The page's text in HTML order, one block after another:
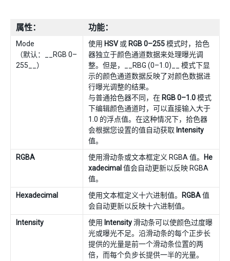
属性： 功能：
Mode
（默认：__RGB 0–
255__）
使用 HSV 或 RGB 0–255模式时，拾色
器独立于颜色通道数据来处理曝光调
整。但是，__RBG (0–1.0)__ 模式下显
示的颜色通道数据反映了对颜色数据进
行曝光调整的结果。
与普通拾色器不同，在 RGB 0–1.0模式
下编辑颜色通道时，可以直接输入大于
1.0 的浮点值。在这种情况下，拾色器
会根据您设置的值自动获取 Intensity
值。
RGBA
使用滑动条或文本框定义 RGBA 值。
He
xadecimal 值会自动更新以反映 RGBA
值。
Hexadecimal
使用文本框定义十六进制值。 RGBA值
会自动更新以反映十六进制值。
Intensity
使用 Intensity滑动条可以使颜色过度曝
光或曝光不足。沿滑动条的每个正步长
提供的光量是前一个滑动条位置的两
倍，而每个负步长提供一半的光量。